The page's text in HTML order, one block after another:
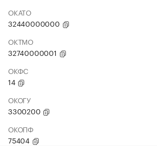
ОКАТО
32440000000
ОКТМО
32740000001
ОКФС
14
ОКОГУ
3300200
ОКОПФ
75404